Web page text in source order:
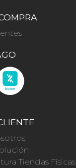
Tiendas Físicas